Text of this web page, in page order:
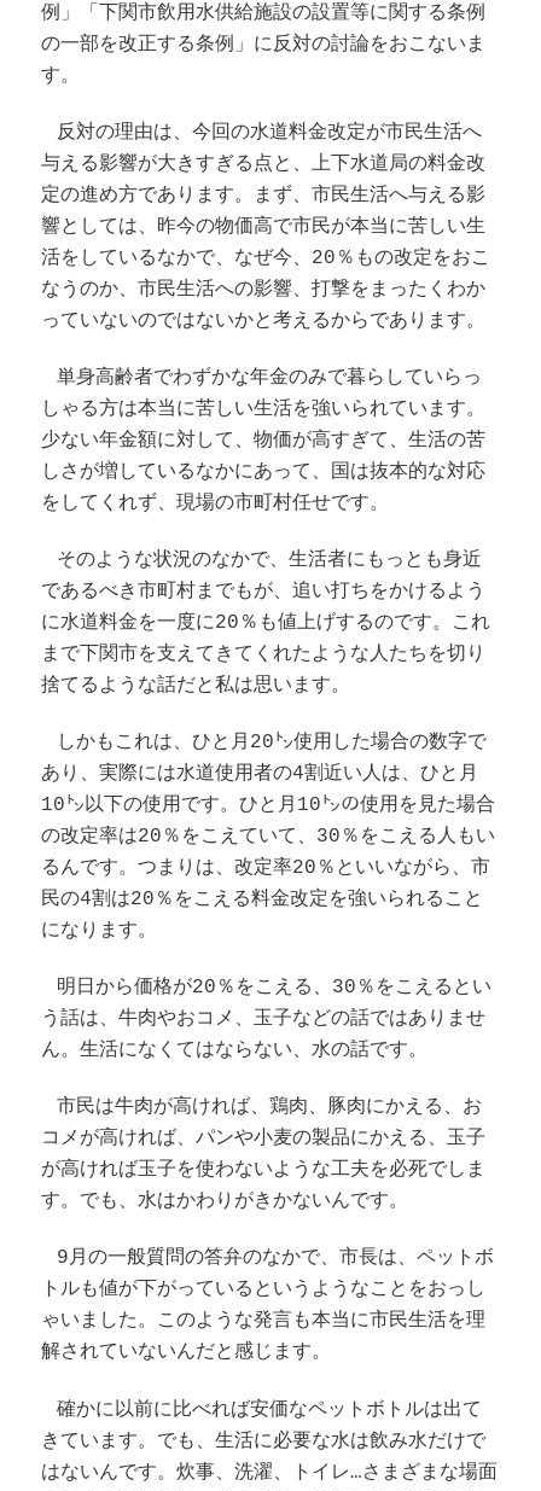
例」「下関市飲用水供給施設の設置等に関する条例
の一部を改正する条例」に反対の討論をおこないま
す。
反対の理由は、今回の水道料金改定が市民生活へ
与える影響が大きすぎる点と、上下水道局の料金改
定の進め方であります。まず、市民生活へ与える影
響としては、昨今の物価高で市民が本当に苦しい生
活をしているなかで、なぜ今、20％もの改定をおこ
なうのか、市民生活への影響、打撃をまったくわか
っていないのではないかと考えるからであります。
単身高齢者でわずかな年金のみで暮らしていらっ
しゃる方は本当に苦しい生活を強いられています。
少ない年金額に対して、物価が高すぎて、生活の苦
しさが増しているなかにあって、国は抜本的な対応
をしてくれず、現場の市町村任せです。
そのような状況のなかで、生活者にもっとも身近
であるべき市町村までもが、追い打ちをかけるよう
に水道料金を一度に20％も値上げするのです。これ
まで下関市を支えてきてくれたような人たちを切り
捨てるような話だと私は思います。
しかもこれは、ひと月20㌧使用した場合の数字で
あり、実際には水道使用者の4割近い人は、ひと月
10㌧以下の使用です。ひと月10㌧の使用を見た場合
の改定率は20％をこえていて、30％をこえる人もい
るんです。つまりは、改定率20％といいながら、市
民の4割は20％をこえる料金改定を強いられること
になります。
明日から価格が20％をこえる、30％をこえるとい
う話は、牛肉やおコメ、玉子などの話ではありませ
ん。生活になくてはならない、水の話です。
市民は牛肉が高ければ、鶏肉、豚肉にかえる、お
コメが高ければ、パンや小麦の製品にかえる、玉子
が高ければ玉子を使わないような工夫を必死でしま
す。 でも、水はかわりがきかないんです。
9月の一般質問の答弁のなかで、市長は、ペットボ
トルも値が下がっているというようなことをおっし
ゃいました。このような発言も本当に市民生活を理
解されていないんだと感じます。
確かに以前に比べれば安価なペットボトルは出て
きています。でも、生活に必要な水は飲み水だけで
はないんです。炊事、洗濯、トイレ…さまざまな場面